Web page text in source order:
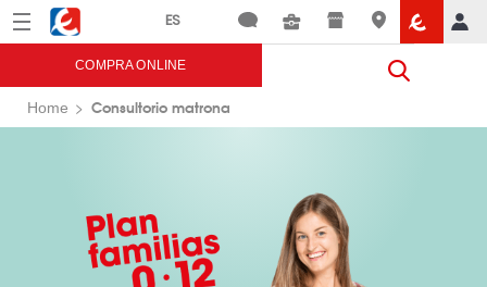
Menú Eroski
COMPRA ONLINE
Home Consultorio matrona